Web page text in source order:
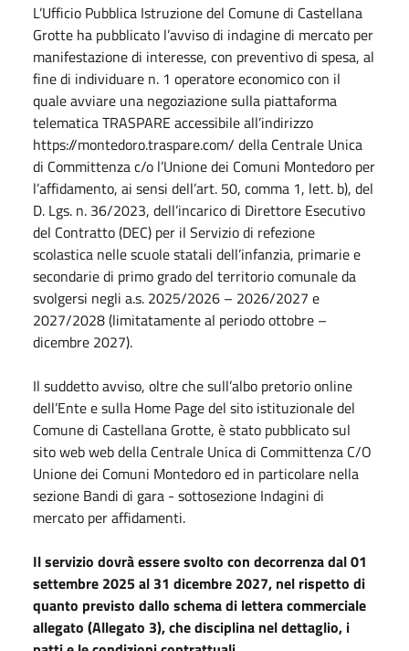
L’Ufficio Pubblica Istruzione del Comune di Castellana
Grotte ha pubblicato l’avviso di indagine di mercato per
manifestazione di interesse, con preventivo di spesa, al
fine di individuare n. 1 operatore economico con il
quale avviare una negoziazione sulla piattaforma
telematica TRASPARE accessibile all’indirizzo
https://montedoro.traspare.com/ della Centrale Unica
di Committenza c/o l’Unione dei Comuni Montedoro per
l’affidamento, ai sensi dell’art. 50, comma 1, lett. b), del
D. Lgs. n. 36/2023, dell’incarico di Direttore Esecutivo
del Contratto (DEC) per il Servizio di refezione
scolastica nelle scuole statali dell’infanzia, primarie e
secondarie di primo grado del territorio comunale da
svolgersi negli a.s. 2025/2026 – 2026/2027 e
2027/2028 (limitatamente al periodo ottobre –
dicembre 2027).
Il suddetto avviso, oltre che sull’albo pretorio online
dell’Ente e sulla Home Page del sito istituzionale del
Comune di Castellana Grotte, è stato pubblicato sul
sito web web della Centrale Unica di Committenza C/O
Unione dei Comuni Montedoro ed in particolare nella
sezione Bandi di gara - sottosezione Indagini di
mercato per affidamenti.
Il servizio dovrà essere svolto con decorrenza dal 01
settembre 2025 al 31 dicembre 2027, nel rispetto di
quanto previsto dallo schema di lettera commerciale
allegato (Allegato 3), che disciplina nel dettaglio, i